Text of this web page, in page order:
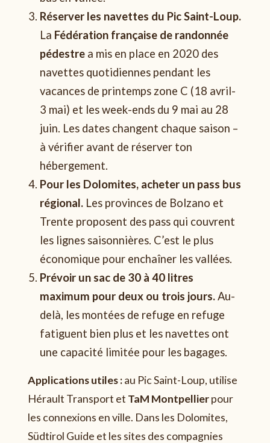
Réserver les navettes du Pic Saint-Loup.
La Fédération française de randonnée
pédestre a mis en place en 2020 des
navettes quotidiennes pendant les
vacances de printemps zone C (18 avril-
3 mai) et les week-ends du 9 mai au 28
juin. Les dates changent chaque saison –
à vérifier avant de réserver ton
hébergement.
Pour les Dolomites, acheter un pass bus
régional. Les provinces de Bolzano et
Trente proposent des pass qui couvrent
les lignes saisonnières. C’est le plus
économique pour enchaîner les vallées.
Prévoir un sac de 30 à 40 litres
maximum pour deux ou trois jours.Au-
delà, les montées de refuge en refuge
fatiguent bien plus et les navettes ont
une capacité limitée pour les bagages.
Applications utiles :au Pic Saint-Loup, utilise
Hérault Transport et TaM Montpellierpour
les connexions en ville. Dans les Dolomites,
Südtirol Guide et les sites des compagnies